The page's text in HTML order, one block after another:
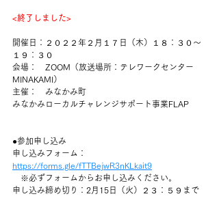
<終了しました>
開催日：２０２２年２月１７日（木）１８：３０～
１９：３０
会場：　ZOOM（放送場所：テレワークセンター
MINAKAMI）
主催：　みなかみ町
みなかみローカルチャレンジサポート事業FLAP
●参加申し込み
申し込みフォーム：
https://forms.gle/fTTBejwR3nKLkait9
※必ずフォームからお申し込みください。
申し込み締め切り：2月15日（火）２３：５９まで